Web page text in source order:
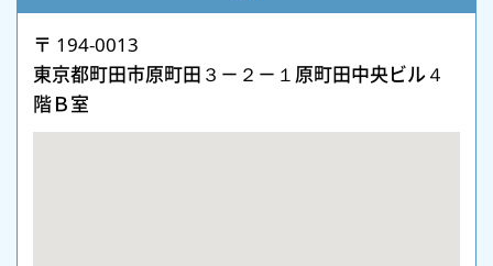
〒 194-0013
東京都町田市原町田３－２－１原町田中央ビル４
階Ｂ室